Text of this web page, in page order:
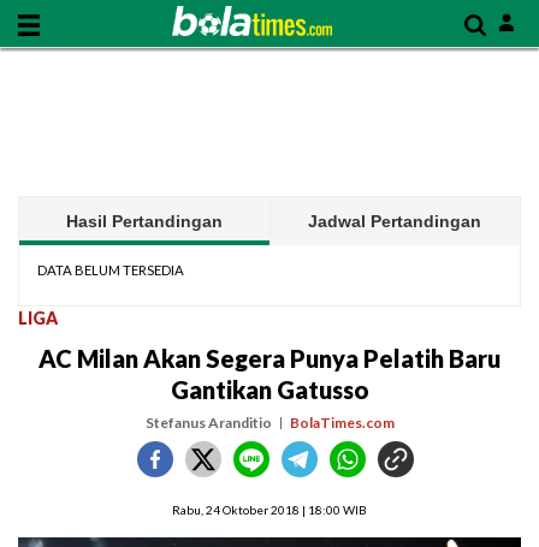
Hasil Pertandingan Jadwal Pertandingan
DATA BELUM TERSEDIA
LIGA
AC Milan Akan Segera Punya Pelatih Baru
Gantikan Gatusso
Stefanus Aranditio BolaTimes.com
Rabu, 24 Oktober 2018 | 18:00 WIB